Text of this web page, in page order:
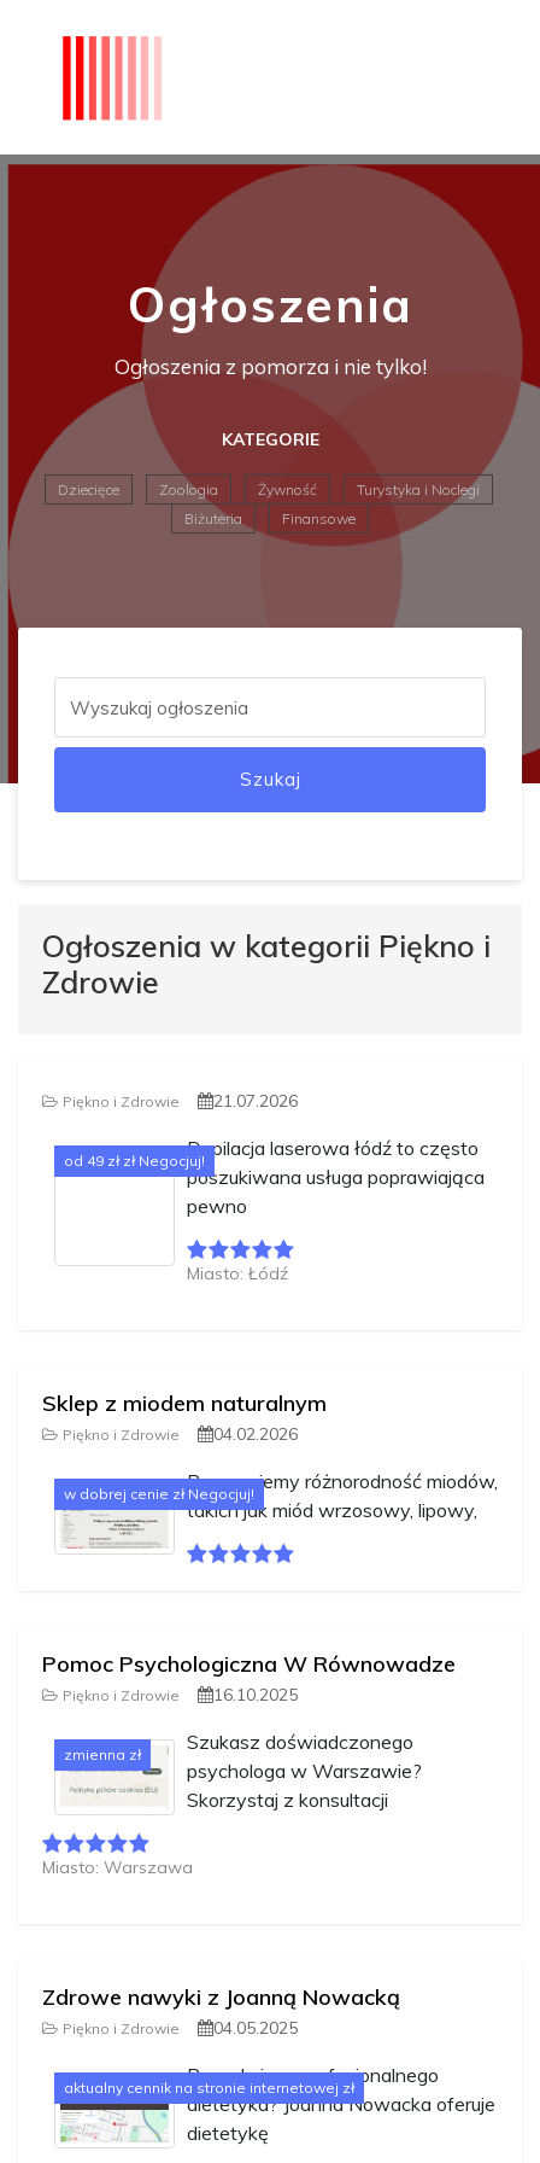
Ogłoszenia
Ogłoszenia z pomorza i nie tylko!
KATEGORIE
Dziecięce Zoologia Żywność
Turystyka i Noclegi
Biżuteria
Finansowe
Szukaj
Ogłoszenia w kategorii Piękno i
Zdrowie
Piękno i Zdrowie 21.07.2026
od 49 zł zł Negocjuj!
Depilacja laserowa łódź to często
poszukiwana usługa poprawiająca
pewno
Miasto: Łódź
Sklep z miodem naturalnym
Piękno i Zdrowie 04.02.2026
w dobrej cenie zł Negocjuj!
Proponujemy różnorodność miodów,
takich jak miód wrzosowy, lipowy,
Pomoc Psychologiczna W Równowadze
Piękno i Zdrowie 16.10.2025
zmienna zł
Szukasz doświadczonego
psychologa w Warszawie?
Skorzystaj z konsultacji
Miasto: Warszawa
Zdrowe nawyki z Joanną Nowacką
Piękno i Zdrowie 04.05.2025
aktualny cennik na stronie internetowej zł
Poszukujesz profesjonalnego
dietetyka? Joanna Nowacka oferuje
dietetykę